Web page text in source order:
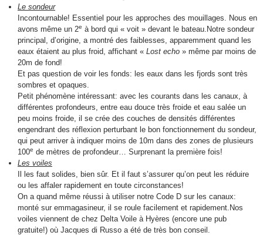
Le sondeur
Incontournable! Essentiel pour les approches des mouillages. Nous en
avons même un 2e à bord qui « voit » devant le bateau.Notre sondeur
principal, d’origine, a montré des faiblesses, apparemment quand les
eaux étaient au plus froid, affichant « Lost echo » même par moins de
20m de fond!
Et pas question de voir les fonds: les eaux dans les fjords sont très
sombres et opaques.
Petit phénomène intéressant: avec les courants dans les canaux, à
différentes profondeurs, entre eau douce très froide et eau salée un
peu moins froide, il se crée des couches de densités différentes
engendrant des réflexion perturbant le bon fonctionnement du sondeur,
qui peut arriver à indiquer moins de 10m dans des zones de plusieurs
100e de mètres de profondeur… Surprenant la première fois!
Les voiles
Il les faut solides, bien sûr. Et il faut s’assurer qu’on peut les réduire
ou les affaler rapidement en toute circonstances!
On a quand même réussi à utiliser notre Code D sur les canaux:
monté sur emmagasineur, il se roule facilement et rapidement.Nos
voiles viennent de chez Delta Voile à Hyères (encore une pub
gratuite!) où Jacques di Russo a été de très bon conseil.